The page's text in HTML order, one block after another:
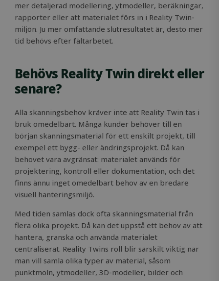
mer detaljerad modellering, ytmodeller, beräkningar,
rapporter eller att materialet förs in i Reality Twin-
miljön. Ju mer omfattande slutresultatet är, desto mer
tid behövs efter fältarbetet.
Behövs Reality Twin direkt eller
senare?
Alla skanningsbehov kräver inte att Reality Twin tas i
bruk omedelbart. Många kunder behöver till en
början skanningsmaterial för ett enskilt projekt, till
exempel ett bygg- eller ändringsprojekt. Då kan
behovet vara avgränsat: materialet används för
projektering, kontroll eller dokumentation, och det
finns ännu inget omedelbart behov av en bredare
visuell hanteringsmiljö.
Med tiden samlas dock ofta skanningsmaterial från
flera olika projekt. Då kan det uppstå ett behov av att
hantera, granska och använda materialet
centraliserat. Reality Twins roll blir särskilt viktig när
man vill samla olika typer av material, såsom
punktmoln, ytmodeller, 3D-modeller, bilder och